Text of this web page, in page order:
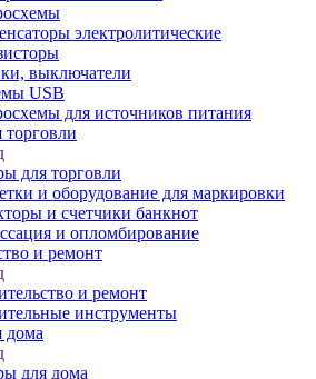
электролитические
выключатели
USB
для источников питания
торговли
для торговли
и оборудование для маркировки
и счетчики банкнот
и опломбирование
и ремонт
и ремонт
инструменты
дома
для дома